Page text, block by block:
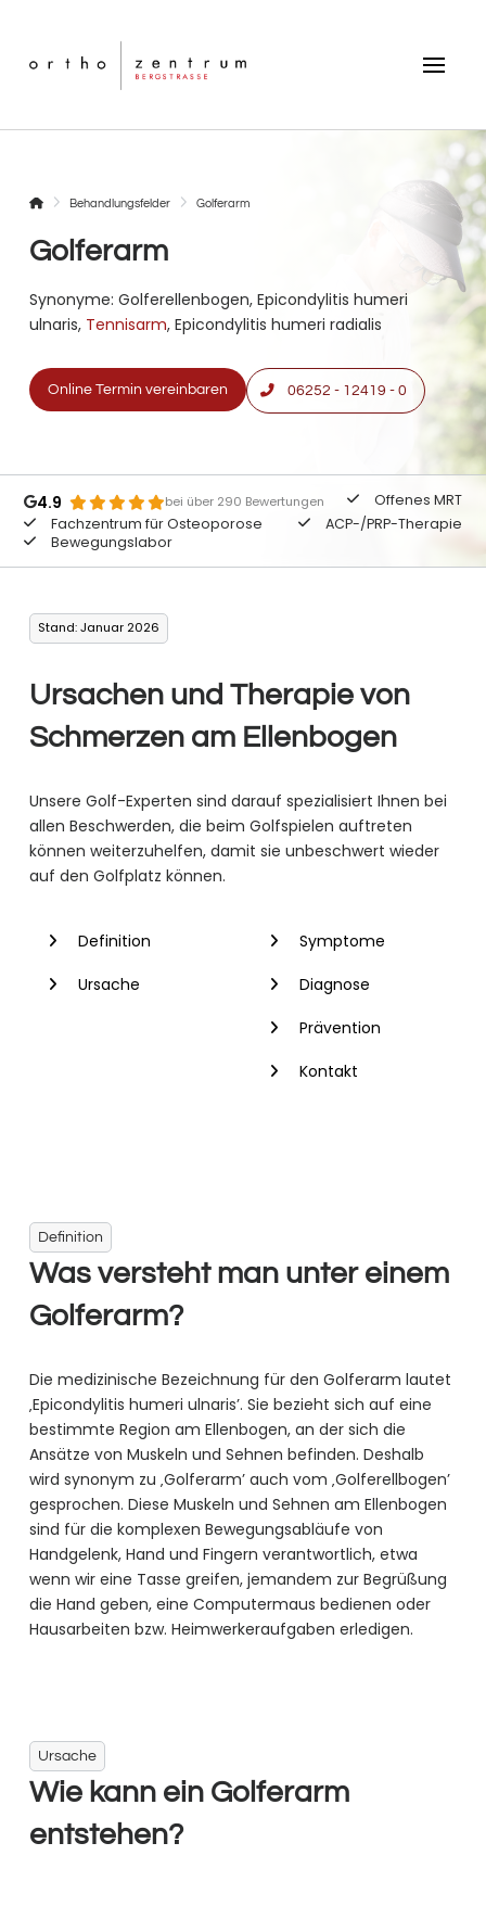
StartseiteBehandlungsfelder Golferarm
Golferarm
Synonyme: Golferellenbogen, Epicondylitis humeri
ulnaris, Tennisarm, Epicondylitis humeri radialis
Online Termin vereinbaren 06252 - 12419 - 0
4.9 bei über 290 Bewertungen
Offenes MRT
Fachzentrum für Osteoporose
ACP-/PRP-Therapie
Bewegungslabor
Stand: Januar 2026
Ursachen und Therapie von
Schmerzen am Ellenbogen
Unsere Golf-Experten sind darauf spezialisiert Ihnen bei
allen Beschwerden, die beim Golfspielen auftreten
können weiterzuhelfen, damit sie unbeschwert wieder
auf den Golfplatz können.
Definition
Ursache
Symptome
Diagnose
Prävention
Kontakt
Definition
Was versteht man unter einem
Golferarm?
Die medizinische Bezeichnung für den Golferarm lautet
‚Epicondylitis humeri ulnaris’. Sie bezieht sich auf eine
bestimmte Region am Ellenbogen, an der sich die
Ansätze von Muskeln und Sehnen befinden. Deshalb
wird synonym zu ‚Golferarm’ auch vom ‚Golferellbogen’
gesprochen. Diese Muskeln und Sehnen am Ellenbogen
sind für die komplexen Bewegungsabläufe von
Handgelenk, Hand und Fingern verantwortlich, etwa
wenn wir eine Tasse greifen, jemandem zur Begrüßung
die Hand geben, eine Computermaus bedienen oder
Hausarbeiten bzw. Heimwerkeraufgaben erledigen.
Ursache
Wie kann ein Golferarm
entstehen?